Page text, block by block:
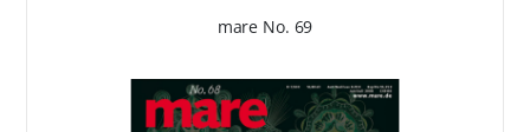
mare No. 69